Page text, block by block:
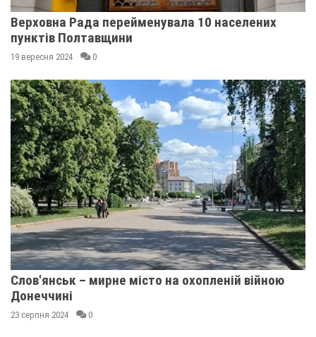
Верховна Рада перейменувала 10 населених
пунктів Полтавщини
19 вересня 2024 0
Слов'янськ – мирне місто на охопленій війною
Донеччині
23 серпня 2024 0